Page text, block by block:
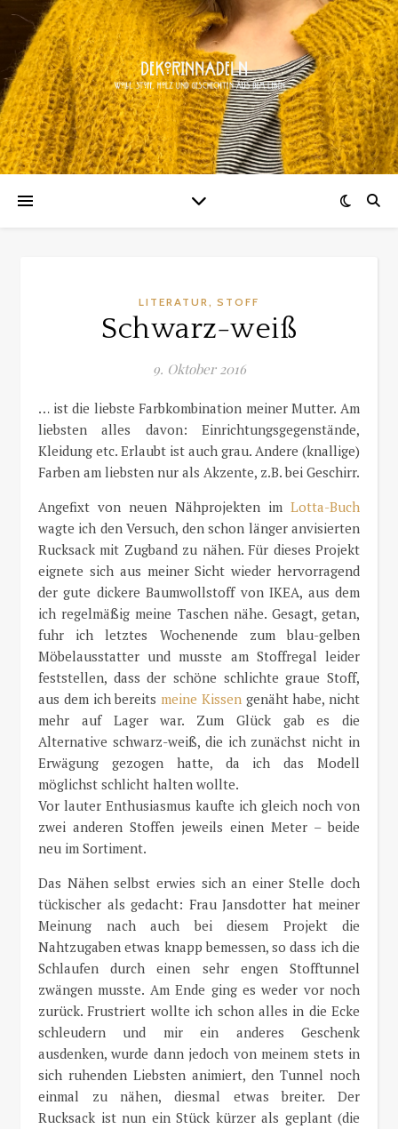
LITERATUR, STOFF
Schwarz-weiß
9. Oktober 2016
… ist die liebste Farbkombination meiner Mutter. Am
liebsten alles davon: Einrichtungsgegenstände,
Kleidung etc. Erlaubt ist auch grau. Andere (knallige)
Farben am liebsten nur als Akzente, z.B. bei Geschirr.
Angefixt von neuen Nähprojekten im Lotta-Buch
wagte ich den Versuch, den schon länger anvisierten
Rucksack mit Zugband zu nähen. Für dieses Projekt
eignete sich aus meiner Sicht wieder hervorragend
der gute dickere Baumwollstoff von IKEA, aus dem
ich regelmäßig meine Taschen nähe. Gesagt, getan,
fuhr ich letztes Wochenende zum blau-gelben
Möbelausstatter und musste am Stoffregal leider
feststellen, dass der schöne schlichte graue Stoff,
aus dem ich bereits meine Kissengenäht habe, nicht
mehr auf Lager war. Zum Glück gab es die
Alternative schwarz-weiß, die ich zunächst nicht in
Erwägung gezogen hatte, da ich das Modell
möglichst schlicht halten wollte.
Vor lauter Enthusiasmus kaufte ich gleich noch von
zwei anderen Stoffen jeweils einen Meter – beide
neu im Sortiment.
Das Nähen selbst erwies sich an einer Stelle doch
tückischer als gedacht: Frau Jansdotter hat meiner
Meinung nach auch bei diesem Projekt die
Nahtzugaben etwas knapp bemessen, so dass ich die
Schlaufen durch einen sehr engen Stofftunnel
zwängen musste. Am Ende ging es weder vor noch
zurück. Frustriert wollte ich schon alles in die Ecke
schleudern und mir ein anderes Geschenk
ausdenken, wurde dann jedoch von meinem stets in
sich ruhenden Liebsten animiert, den Tunnel noch
einmal zu nähen, diesmal etwas breiter. Der
Rucksack ist nun ein Stück kürzer als geplant (die